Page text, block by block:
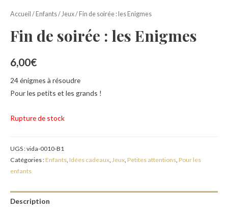
Accueil / Enfants/Jeux/ Fin de soirée : les Enigmes
Fin de soirée : les Enigmes
6,00€
24 énigmes à résoudre
Pour les petits et les grands !
Rupture de stock
UGS :vida-0010-B1
Catégories : Enfants Idées cadeaux Jeux Petites attentions Pour les
enfants
Description